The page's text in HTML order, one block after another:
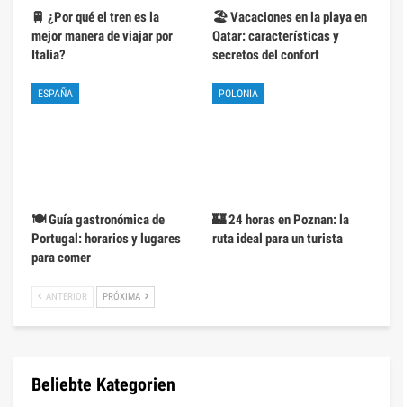
🚆 ¿Por qué el tren es la
mejor manera de viajar por
Italia?
🏖️ Vacaciones en la playa en
Qatar: características y
secretos del confort
ESPAÑA
🍽️ Guía gastronómica de
Portugal: horarios y lugares
para comer
POLONIA
🏰 24 horas en Poznan: la
ruta ideal para un turista
ANTERIOR PRÓXIMA
Beliebte Kategorien